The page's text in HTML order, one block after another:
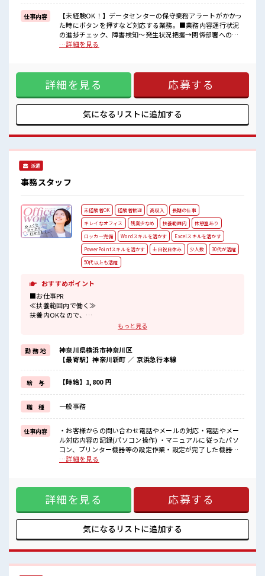
■職場の雰囲気
キバツ過ぎなければ髪色・髪型は自由！
あなたの個性を大事にできます♪
休憩室で自分タイム！
仕事内容
【未経験OK！】データセンターの保守業務アラートがかかっ
た時にボタンを押すなど対応する業務。■業務内容運行状況
の進捗チェック、障害検知～発生状況把握→関係部署への連
絡までで、プログラム修正対応は含みません。 ■お仕事PR ≪
場合によってはお願いすることもありますが、 残業はほとん
どナシ！ ≪ヘアカラーOKで自由な雰囲気の職場≫ 明るすぎ
たり奇抜でなければ基本的に自由！ (規定有)≪初めての仕事
だけど自分にもできそう≫ 新しいことにチャレンジするのは
不安だけど、 しっかり働く環境が整っています！ イチからス
キルUP・ステップUP目指していきましょう！ ■職場の雰囲
事にできます♪ 休憩室で自分タイム！ のんびりスマホチェッ
ク♪ 週3日～週4日の勤務もOK！
…詳細を見る
詳細を見る 応募する
気になるリストに追加する
派遣
事務スタッフ
未経験者OK 経験者歓迎 高収入
長期の仕事
キレイなオフィス
残業少なめ 扶養範囲内
休憩室あり
ロッカー完備
Wordスキルを活かす
Excelスキルを活かす
PowerPointスキルを活かす
土日祝日休み 少人数
30代が活躍
50代以上も活躍
おすすめポイント
■お仕事PR
≪扶養範囲内で働く≫
扶養内OKなので、
主婦&主夫さんも気軽にご応募くださいね♪
場合によってはお願いすることもありますが、
残業はほとんどナシ！
≪週休2日制≫
週末は家族や友人と一緒にプライベート満喫！
≪初めての仕事だけど自分にもできそう≫
新しいことにチャレンジするのは不安だけど、
しっかり働く環境が整っています！
イチからスキルUP・ステップUP目指していきましょう！
≪収入アップを目指せる≫
高時給だらけの派遣のお仕事です！
■職場の雰囲気
少人数でアットホームな雰囲気の職場！
ロッカーあり！
安心してお仕事に集中♪
高収入もバッチリ目指せますよ！
もっと見る
勤 務 地
神奈川県横浜市神奈川区
【最寄駅】神奈川新町 ／ 京浜急行本線
給 与 【時給】1,800 円
職 種 一般事務
仕事内容
・お客様からの問い合わせ電話やメールの対応・電話やメー
ル対応内容の記録(パソコン操作) ・マニュアルに従ったパソ
コン、プリンター機器等の設定作業・設定が完了した機器を
梱包しお客様先に発送・請求書の作成、整理 ■お仕事PR ≪扶
いすることもありますが、 残業はほとんどナシ！ ≪週休2日
制≫ 週末は家族や友人と一緒にプライベート満喫！ ≪初めて
の仕事だけど自分にもできそう≫ 新しいことにチャレンジす
るのは不安だけど、 しっかり働く環境が整っています！ イチ
からスキルUP・ステップUP目指していきましょう！ ≪収入
アップを目指せる≫ 高時給だらけの派遣のお仕事です！ ■職
楽しくランチ♪ 時間があれば昼寝もしちゃおう！ ロッカーあ
り！ 安心してお仕事に集中♪ 高収入もバッチリ目指せます
…詳細を見る
詳細を見る 応募する
気になるリストに追加する